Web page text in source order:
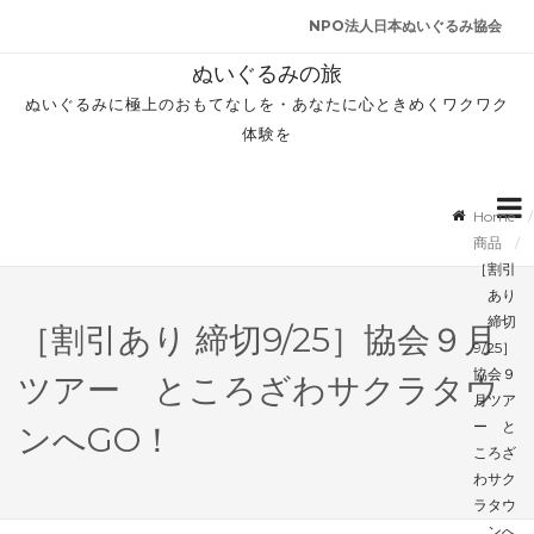
NPO法人日本ぬいぐるみ協会
ぬいぐるみの旅
ぬいぐるみに極上のおもてなしを・あなたに心ときめくワクワク
体験を
［割引あり 締切9/25］協会９月
ツアー ところざわサクラタウ
ンへGO！
Home
商品
［割引
あり
締切
9/25］
協会９
月ツア
ー と
ころざ
わサク
ラタウ